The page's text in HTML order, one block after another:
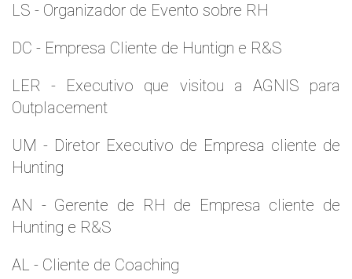
LS - Organizador de Evento sobre RH
DC - Empresa Cliente de Huntign e R&S
LER - Executivo que visitou a AGNIS para
Outplacement
UM - Diretor Executivo de Empresa cliente de
Hunting
AN - Gerente de RH de Empresa cliente de
Hunting e R&S
AL - Cliente de Coaching